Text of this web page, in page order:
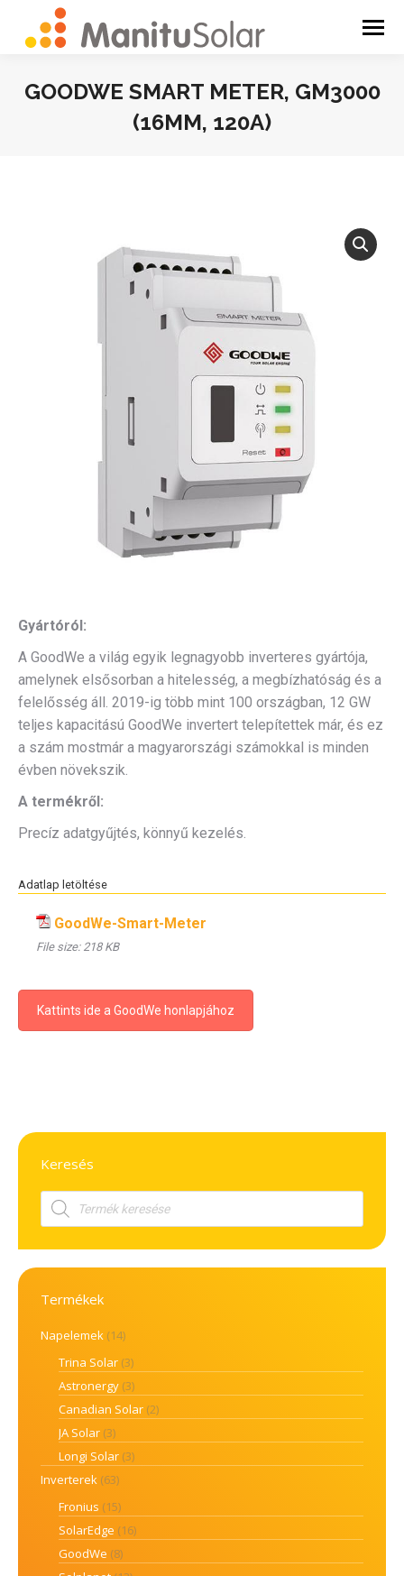
GOODWE SMART METER, GM3000
(16MM, 120A)
Gyártóról:
A GoodWe a világ egyik legnagyobb inverteres gyártója,
amelynek elsősorban a hitelesség, a megbízhatóság és a
felelősség áll. 2019-ig több mint 100 országban, 12 GW
teljes kapacitású GoodWe invertert telepítettek már, és ez
a szám mostmár a magyarországi számokkal is minden
évben növekszik.
A termékről:
Precíz adatgyűjtés, könnyű kezelés.
Adatlap letöltése
GoodWe-Smart-Meter
File size:218 KB
Kattints ide a GoodWe honlapjához
Keresés
Products
search
Termékek
Napelemek (14)
Trina Solar (3)
Astronergy (3)
Canadian Solar (2)
JA Solar (3)
Longi Solar (3)
Inverterek (63)
Fronius (15)
SolarEdge (16)
GoodWe (8)